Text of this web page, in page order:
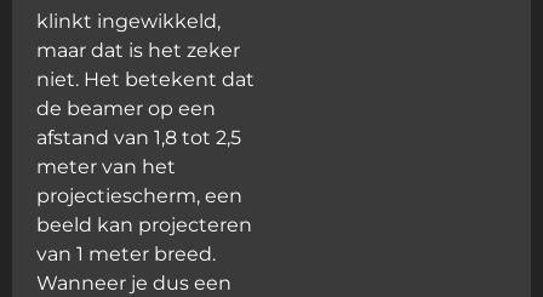
klinkt ingewikkeld,
maar dat is het zeker
niet. Het betekent dat
de beamer op een
afstand van 1,8 tot 2,5
meter van het
projectiescherm, een
beeld kan projecteren
van 1 meter breed.
Wanneer je dus een